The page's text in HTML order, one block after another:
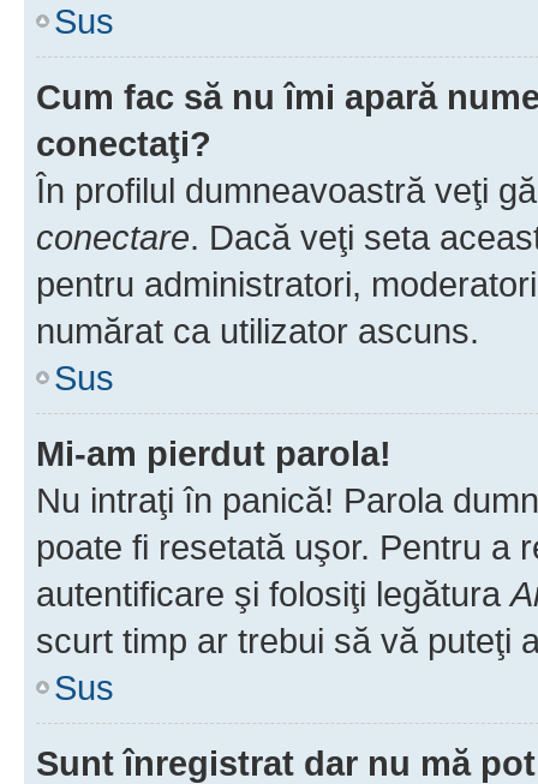
Sus
Cum fac să nu îmi apară
conectaţi?
În profilul dumneavoastră veţi
conectare. Dacă veţi seta
pentru administratori,
numărat ca utilizator ascuns.
Sus
Mi-am pierdut parola!
Nu intraţi în panică! Parola
poate fi resetată uşor. Pentru a
autentificare şi folosiţi legătura
scurt timp ar trebui să vă puteţi
Sus
Sunt înregistrat dar nu mă